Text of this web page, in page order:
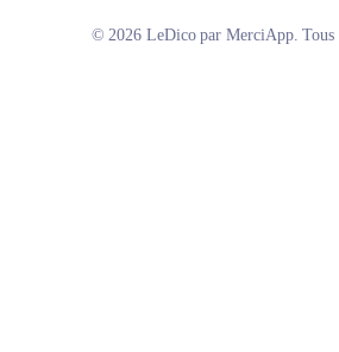
© 2026 LeDico par MerciApp. Tous